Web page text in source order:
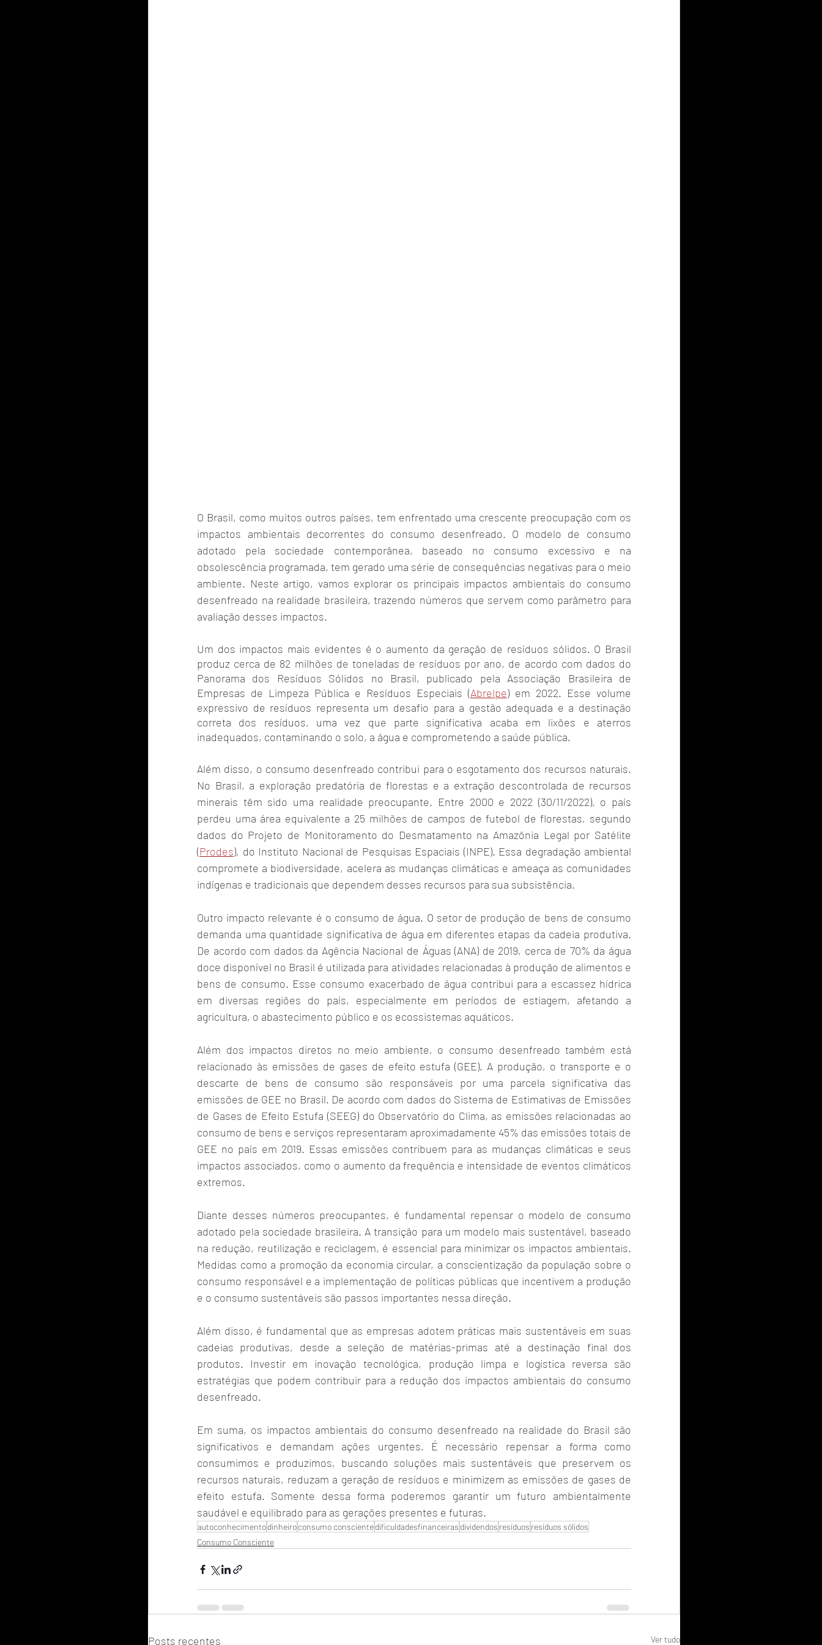
O Brasil, como muitos outros países, tem enfrentado uma crescente preocupação com os
impactos ambientais decorrentes do consumo desenfreado. O modelo de consumo
adotado pela sociedade contemporânea, baseado no consumo excessivo e na
obsolescência programada, tem gerado uma série de consequências negativas para o meio
ambiente. Neste artigo, vamos explorar os principais impactos ambientais do consumo
desenfreado na realidade brasileira, trazendo números que servem como parâmetro para
avaliação desses impactos.
Um dos impactos mais evidentes é o aumento da geração de resíduos sólidos. O Brasil
produz cerca de 82 milhões de toneladas de resíduos por ano, de acordo com dados do
Panorama dos Resíduos Sólidos no Brasil, publicado pela Associação Brasileira de
Empresas de Limpeza Pública e Resíduos Especiais (Abrelpe) em 2022. Esse volume
expressivo de resíduos representa um desafio para a gestão adequada e a destinação
correta dos resíduos, uma vez que parte significativa acaba em lixões e aterros
inadequados, contaminando o solo, a água e comprometendo a saúde pública.
Além disso, o consumo desenfreado contribui para o esgotamento dos recursos naturais.
No Brasil, a exploração predatória de florestas e a extração descontrolada de recursos
minerais têm sido uma realidade preocupante. Entre 2000 e 2022 (30/11/2022), o país
perdeu uma área equivalente a 25 milhões de campos de futebol de florestas, segundo
dados do Projeto de Monitoramento do Desmatamento na Amazônia Legal por Satélite
(Prodes), do Instituto Nacional de Pesquisas Espaciais (INPE). Essa degradação ambiental
compromete a biodiversidade, acelera as mudanças climáticas e ameaça as comunidades
indígenas e tradicionais que dependem desses recursos para sua subsistência.
Outro impacto relevante é o consumo de água. O setor de produção de bens de consumo
demanda uma quantidade significativa de água em diferentes etapas da cadeia produtiva.
De acordo com dados da Agência Nacional de Águas (ANA) de 2019, cerca de 70% da água
doce disponível no Brasil é utilizada para atividades relacionadas à produção de alimentos e
bens de consumo. Esse consumo exacerbado de água contribui para a escassez hídrica
em diversas regiões do país, especialmente em períodos de estiagem, afetando a
agricultura, o abastecimento público e os ecossistemas aquáticos.
Além dos impactos diretos no meio ambiente, o consumo desenfreado também está
relacionado às emissões de gases de efeito estufa (GEE). A produção, o transporte e o
descarte de bens de consumo são responsáveis por uma parcela significativa das
emissões de GEE no Brasil. De acordo com dados do Sistema de Estimativas de Emissões
de Gases de Efeito Estufa (SEEG) do Observatório do Clima, as emissões relacionadas ao
consumo de bens e serviços representaram aproximadamente 45% das emissões totais de
GEE no país em 2019. Essas emissões contribuem para as mudanças climáticas e seus
impactos associados, como o aumento da frequência e intensidade de eventos climáticos
extremos.
Diante desses números preocupantes, é fundamental repensar o modelo de consumo
adotado pela sociedade brasileira. A transição para um modelo mais sustentável, baseado
na redução, reutilização e reciclagem, é essencial para minimizar os impactos ambientais.
Medidas como a promoção da economia circular, a conscientização da população sobre o
consumo responsável e a implementação de políticas públicas que incentivem a produção
e o consumo sustentáveis são passos importantes nessa direção.
Além disso, é fundamental que as empresas adotem práticas mais sustentáveis em suas
cadeias produtivas, desde a seleção de matérias-primas até a destinação final dos
produtos. Investir em inovação tecnológica, produção limpa e logística reversa são
estratégias que podem contribuir para a redução dos impactos ambientais do consumo
desenfreado.
Em suma, os impactos ambientais do consumo desenfreado na realidade do Brasil são
significativos e demandam ações urgentes. É necessário repensar a forma como
consumimos e produzimos, buscando soluções mais sustentáveis que preservem os
recursos naturais, reduzam a geração de resíduos e minimizem as emissões de gases de
efeito estufa. Somente dessa forma poderemos garantir um futuro ambientalmente
saudável e equilibrado para as gerações presentes e futuras.
autoconhecimentodinheiroconsumo conscientedificuldadesfinanceiras dividendos resíduos resíduos sólidos
Consumo Consciente
Posts recentes Ver tudo